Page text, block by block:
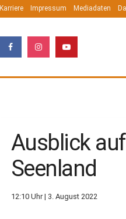
Karriere Impressum Mediadaten
Ausblick
Seenland
12:10 Uhr | 3. August 2022